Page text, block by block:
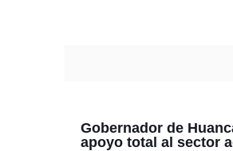
Gobernador de
apoyo total al sector